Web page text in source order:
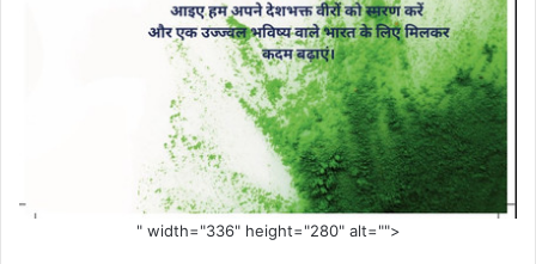
" width="336" height="280" alt="">